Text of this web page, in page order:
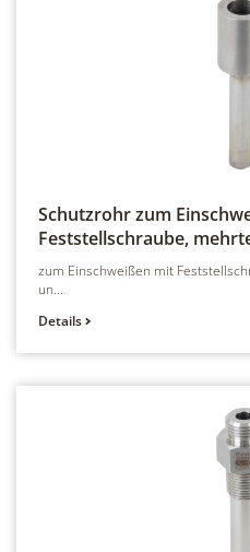
Schutzrohr zum
Feststellschraube,
zum Einschweißen mit
un...
Details